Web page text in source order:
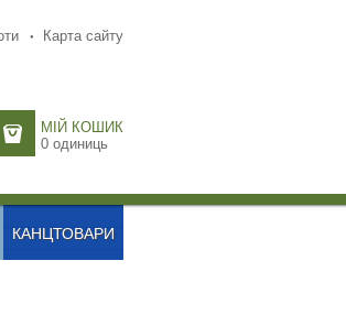
Карта сайту
МІЙ КОШИК
0 одиниць
КАНЦТОВАРИ